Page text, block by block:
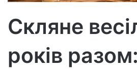
о
Скляне
років разом: